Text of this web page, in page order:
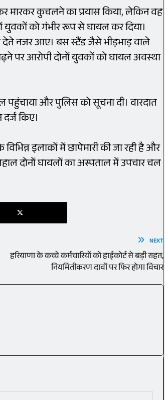
मारकर कुचलने का प्रयास किया, लेकिन वह
युवकों को गंभीर रूप से घायल कर दिया।
नजर आए। बस स्टैंड जैसे भीड़भाड़ वाले
पर आरोपी दोनों युवकों को घायल अवस्था
और पुलिस को सूचना दी। वारदात
किए।
इलाकों में छापेमारी की जा रही है और
दोनों घायलों का अस्पताल में उपचार चल
NEXT
हरियाणा के कच्चे कर्मचारियों को हाईकोर्ट से बड़ी राहत,
नियमितीकरण दावों पर फिर होगा विचार